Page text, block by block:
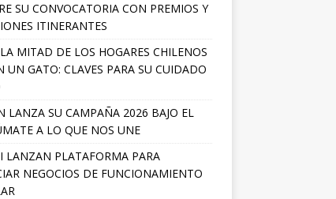
SU CONVOCATORIA CON PREMIOS Y
ITINERANTES
MITAD DE LOS HOGARES CHILENOS
UN GATO: CLAVES PARA SU CUIDADO
LANZA SU CAMPAÑA 2026 BAJO EL
A LO QUE NOS UNE
LANZAN PLATAFORMA PARA
NEGOCIOS DE FUNCIONAMIENTO